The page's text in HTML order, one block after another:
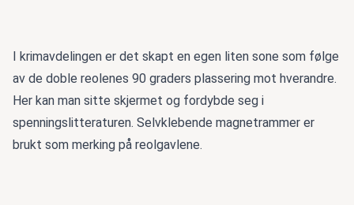
I krimavdelingen er det skapt en egen liten sone som følge
av de doble reolenes 90 graders plassering mot hverandre.
Her kan man sitte skjermet og fordybde seg i
spenningslitteraturen. Selvklebende magnetrammer er
brukt som merking på reolgavlene.